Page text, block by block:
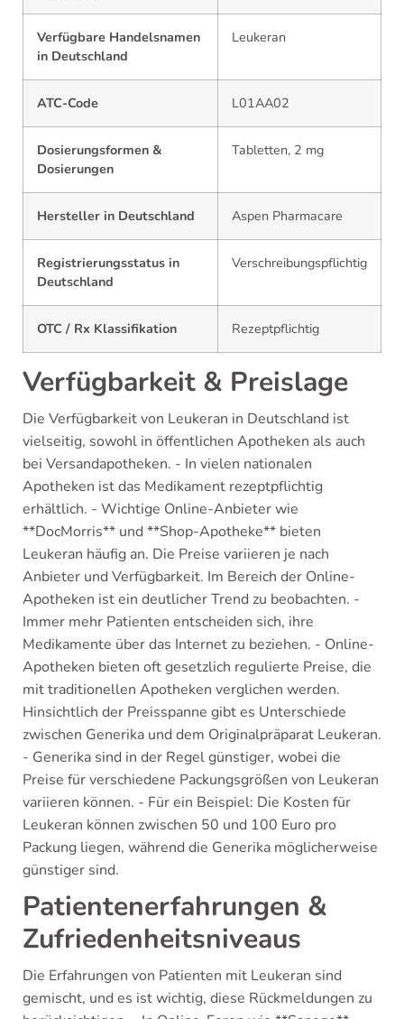
Verfügbare Handelsnamen
in Deutschland
Leukeran
ATC-Code L01AA02
Dosierungsformen &
Dosierungen
Tabletten, 2 mg
Hersteller in Deutschland Aspen Pharmacare
Registrierungsstatus in
Deutschland
Verschreibungspflichtig
OTC / Rx Klassifikation Rezeptpflichtig
Verfügbarkeit & Preislage
Die Verfügbarkeit von Leukeran in Deutschland ist
vielseitig, sowohl in öffentlichen Apotheken als auch
bei Versandapotheken. - In vielen nationalen
Apotheken ist das Medikament rezeptpflichtig
erhältlich. - Wichtige Online-Anbieter wie
**DocMorris** und **Shop-Apotheke** bieten
Leukeran häufig an. Die Preise variieren je nach
Anbieter und Verfügbarkeit. Im Bereich der Online-
Apotheken ist ein deutlicher Trend zu beobachten. -
Immer mehr Patienten entscheiden sich, ihre
Medikamente über das Internet zu beziehen. - Online-
Apotheken bieten oft gesetzlich regulierte Preise, die
mit traditionellen Apotheken verglichen werden.
Hinsichtlich der Preisspanne gibt es Unterschiede
zwischen Generika und dem Originalpräparat Leukeran.
- Generika sind in der Regel günstiger, wobei die
Preise für verschiedene Packungsgrößen von Leukeran
variieren können. - Für ein Beispiel: Die Kosten für
Leukeran können zwischen 50 und 100 Euro pro
Packung liegen, während die Generika möglicherweise
günstiger sind.
Patientenerfahrungen &
Zufriedenheitsniveaus
Die Erfahrungen von Patienten mit Leukeran sind
gemischt, und es ist wichtig, diese Rückmeldungen zu